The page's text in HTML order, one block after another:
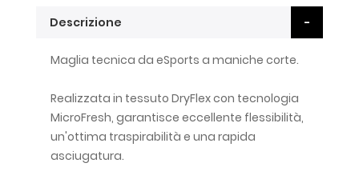
Descrizione
Maglia tecnica da eSports a maniche corte.
Realizzata in tessuto DryFlex con tecnologia
MicroFresh, garantisce eccellente flessibilità,
un'ottima traspirabilità e una rapida
asciugatura.